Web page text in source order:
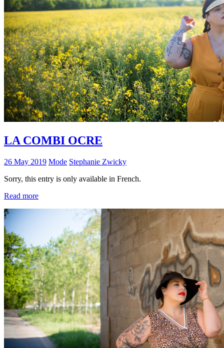
LA COMBI OCRE
26 May 2019 Mode Stephanie Zwicky
Sorry, this entry is only available in French.
Read more